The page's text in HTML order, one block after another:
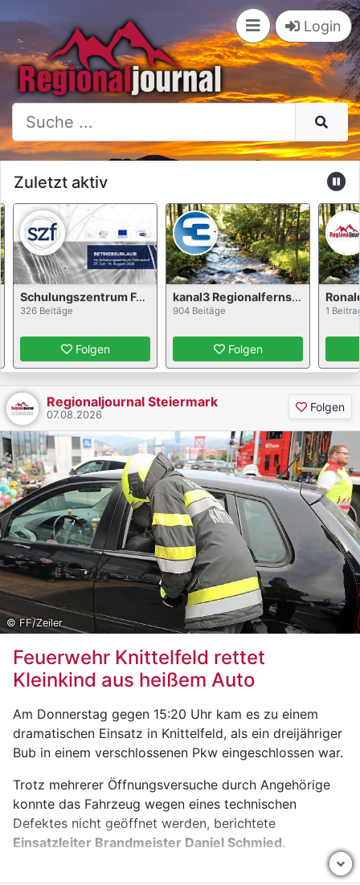
Login
Zuletzt aktiv
Schulungszentrum Fohnsdorf kanal3 Regionalfernseh GmbH Ronald Sanchez
Regionaljournal Steiermark
07.08.2026
Folgen
© FF/Zeiler
Feuerwehr Knittelfeld rettet
Kleinkind aus heißem Auto
Am Donnerstag gegen 15:20 Uhr kam es zu einem
dramatischen Einsatz in Knittelfeld, als ein dreijähriger
Bub in einem verschlossenen Pkw eingeschlossen war.
Trotz mehrerer Öffnungsversuche durch Angehörige
konnte das Fahrzeug wegen eines technischen
Defektes nicht geöffnet werden, berichtete
Einsatzleiter Brandmeister Daniel Schmied.
Um das Kind schnellstmöglich zu befreien, entfernen